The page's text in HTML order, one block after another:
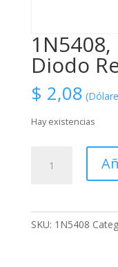
Diodo
$ 2,08
Hay existencias
Diodo
SKU: 1N5408